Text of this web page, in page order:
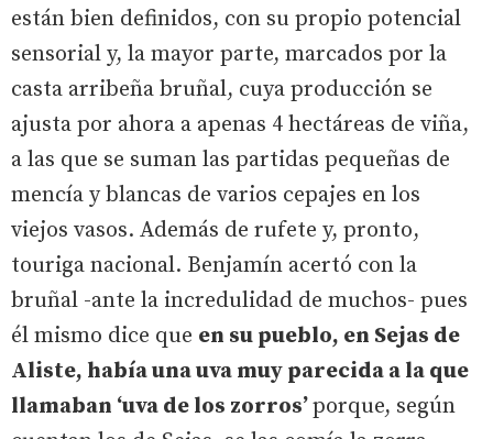
están bien definidos, con su propio potencial
sensorial y, la mayor parte, marcados por la
casta arribeña bruñal, cuya producción se
ajusta por ahora a apenas 4 hectáreas de viña,
a las que se suman las partidas pequeñas de
mencía y blancas de varios cepajes en los
viejos vasos. Además de rufete y, pronto,
touriga nacional. Benjamín acertó con la
bruñal -ante la incredulidad de muchos- pues
él mismo dice que en su pueblo, en Sejas de
Aliste, había una uva muy parecida a la que
llamaban ‘uva de los zorros’porque, según